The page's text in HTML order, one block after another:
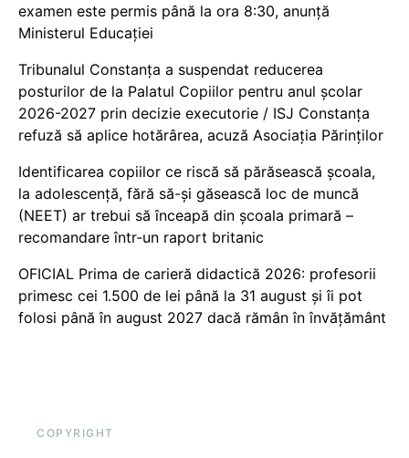
examen este permis până la ora 8:30, anunță
Ministerul Educației
Tribunalul Constanța a suspendat reducerea
posturilor de la Palatul Copiilor pentru anul școlar
2026-2027 prin decizie executorie / ISJ Constanța
refuză să aplice hotărârea, acuză Asociația Părinților
Identificarea copiilor ce riscă să părăsească școala,
la adolescență, fără să-și găsească loc de muncă
(NEET) ar trebui să înceapă din școala primară –
recomandare într-un raport britanic
OFICIAL Prima de carieră didactică 2026: profesorii
primesc cei 1.500 de lei până la 31 august și îi pot
folosi până în august 2027 dacă rămân în învățământ
COPYRIGHT